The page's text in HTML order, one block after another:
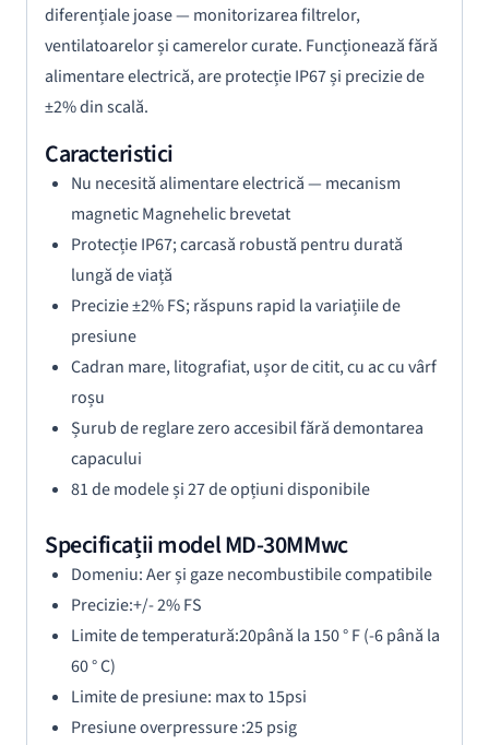
diferențiale joase — monitorizarea filtrelor,
ventilatoarelor și camerelor curate. Funcționează fără
alimentare electrică, are protecție IP67 și precizie de
±2% din scală.
Caracteristici
Nu necesită alimentare electrică — mecanism
magnetic Magnehelic brevetat
Protecție IP67; carcasă robustă pentru durată
lungă de viață
Precizie ±2% FS; răspuns rapid la variațiile de
presiune
Cadran mare, litografiat, ușor de citit, cu ac cu vârf
roșu
Șurub de reglare zero accesibil fără demontarea
capacului
81 de modele și 27 de opțiuni disponibile
Specificații model MD-30MMwc
Domeniu: Aer și gaze necombustibile compatibile
Precizie:+/- 2% FS
Limite de temperatură:20până la 150 ° F (-6 până la
60 ° C)
Limite de presiune: max to 15psi
Presiune overpressure :25 psig